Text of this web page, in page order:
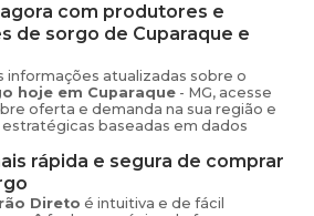
com produtores e
de sorgo de Cuparaque e
informações atualizadas sobre o
hoje em Cuparaque - MG, acesse
oferta e demanda na sua região e
baseadas em dados
rápida e segura de comprar
Direto é intuitiva e de fácil